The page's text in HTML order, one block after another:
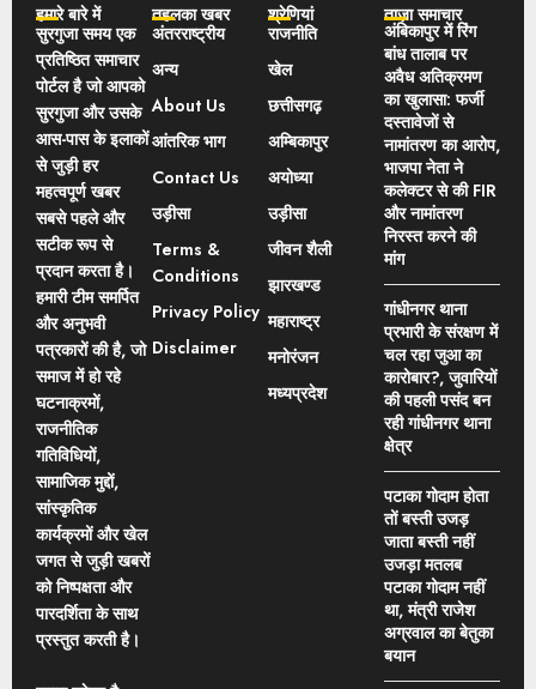
हमारे बारे में
सुरगुजा समय एक
प्रतिष्ठित समाचार
पोर्टल है जो आपको
सुरगुजा और उसके
आस-पास के इलाकों
से जुड़ी हर
महत्वपूर्ण खबर
सबसे पहले और
सटीक रूप से
प्रदान करता है।
हमारी टीम समर्पित
और अनुभवी
पत्रकारों की है, जो
समाज में हो रहे
घटनाक्रमों,
राजनीतिक
गतिविधियों,
सामाजिक मुद्दों,
सांस्कृतिक
कार्यक्रमों और खेल
जगत से जुड़ी खबरों
को निष्पक्षता और
पारदर्शिता के साथ
प्रस्तुत करती है।
तहलका खबर
अंतरराष्ट्रीय
अन्य
About Us
आंतरिक भाग
Contact Us
उड़ीसा
Terms &
Conditions
Privacy Policy
Disclaimer
श्रेणियां
राजनीति
खेल
छत्तीसगढ़
अम्बिकापुर
अयोध्या
उड़ीसा
जीवन शैली
झारखण्ड
महाराष्ट्र
मनोरंजन
मध्यप्रदेश
ताज़ा समाचार
अंबिकापुर में रिंग
बांध तालाब पर
अवैध अतिक्रमण
का खुलासा: फर्जी
दस्तावेजों से
नामांतरण का आरोप,
भाजपा नेता ने
कलेक्टर से की FIR
और नामांतरण
निरस्त करने की
मांग
गांधीनगर थाना
प्रभारी के संरक्षण में
चल रहा जुआ का
कारोबार?, जुवारियों
की पहली पसंद बन
रही गांधीनगर थाना
क्षेत्र
पटाका गोदाम होता
तों बस्ती उजड़
जाता बस्ती नहीं
उजड़ा मतलब
पटाका गोदाम नहीं
था, मंत्री राजेश
अग्रवाल का बेतुका
बयान